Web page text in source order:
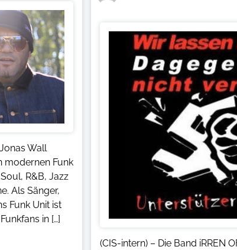
Wall
modernen Funk
R&B, Jazz
Als Sänger,
Funk Unit ist
in […]
(CIS-intern) – Die Band iRREN